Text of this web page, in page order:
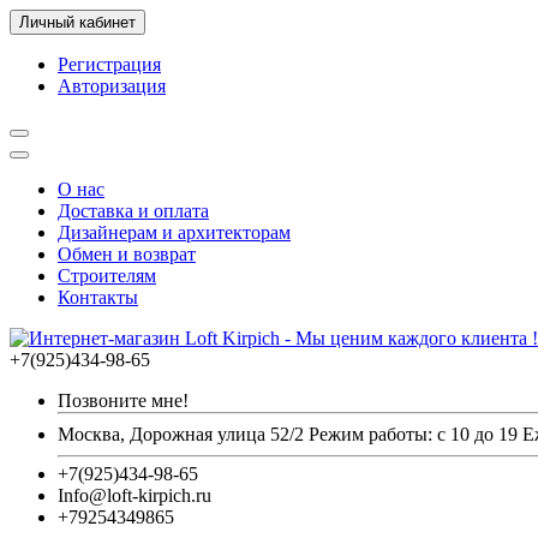
Личный кабинет
Регистрация
Авторизация
О нас
Доставка и оплата
Дизайнерам и архитекторам
Обмен и возврат
Строителям
Контакты
+7(925)434-98-65
Позвоните мне!
Москва, Дорожная улица 52/2 Режим работы: с 10 до 19
+7(925)434-98-65
Info@loft-kirpich.ru
+79254349865